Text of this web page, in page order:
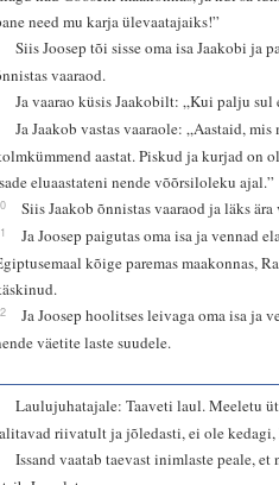
need mu karja ülevaatajaiks!”
Siis Joosep tõi sisse oma isa Jaakobi ja
vaaraod.
Ja vaarao küsis Jaakobilt: „Kui palju sul
Ja Jaakob vastas vaaraole: „Aastaid,
aastat. Piskud ja kurjad on
eluaastateni nende võõrsiloleku ajal.”
Siis Jaakob õnnistas vaaraod ja läks ära
Ja Joosep paigutas oma isa ja vennad
kõige paremas maakonnas,
Ja Joosep hoolitses leivaga oma isa ja
väetite laste suudele.
Laulujuhatajale: Taaveti laul. Meeletu
riivatult ja jõledasti, ei ole kedagi,
Issand vaatab taevast inimlaste peale,